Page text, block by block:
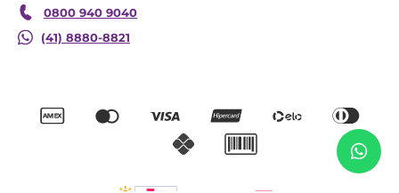
0800 940 9040
(41) 8880-8821